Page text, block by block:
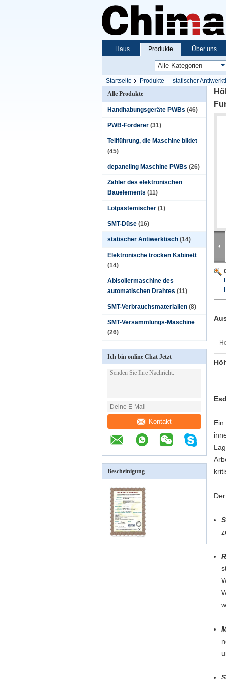
Haus Produkte Über uns
Startseite Produkte statischer
Alle Produkte
Handhabungsgeräte PWBs (46)
PWB-Förderer (31)
Teilführung, die Maschine bildet
(45)
depaneling Maschine PWBs (26)
Zähler des elektronischen
Bauelements (11)
Lötpastemischer (1)
SMT-Düse (16)
statischer Antiwerktisch (14)
Elektronische trocken Kabinett
(14)
Abisoliermaschine des
automatischen Drahtes (11)
SMT-Verbrauchsmaterialien (8)
SMT-Versammlungs-Maschine
(26)
Ich bin online Chat Jetzt
Kontakt
Bescheinigung